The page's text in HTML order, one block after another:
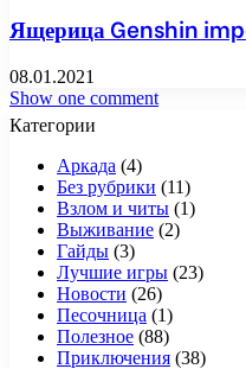
Ящерица Genshin
08.01.2021
Show one comment
Категории
Аркада (4)
Без рубрики (11)
Взлом и читы (1)
Выживание (2)
Гайды (3)
Лучшие игры (23)
Новости (26)
Песочница (1)
Полезное (88)
Приключения (38)